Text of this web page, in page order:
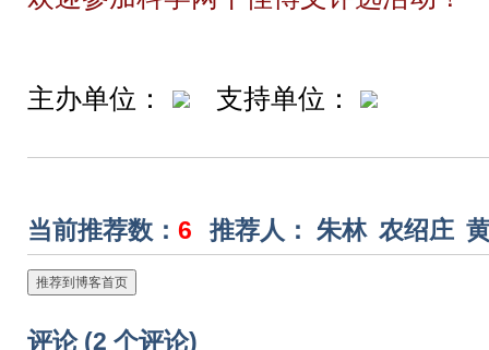
主办单位： 支持单位：
当前推荐数： 6 推荐人： 朱林 农绍庄
推荐到博客首页
评论 (2 个评论)